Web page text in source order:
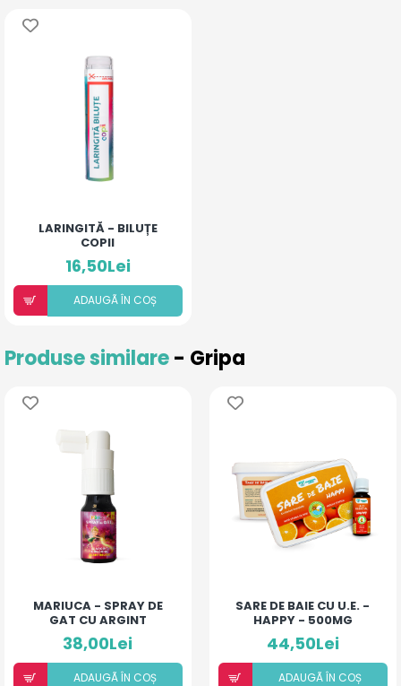
LARINGITĂ - BILUȚE
COPII
16,50Lei
ADAUGÃ ÎN COȘ
Produse similare- Gripa
MARIUCA - SPRAY DE
GAT CU ARGINT
COLOIDAL SI
ANTIBIOTIC - COMPLEX
- 10 ML
38,00Lei
ADAUGÃ ÎN COȘ
SARE DE BAIE CU U.E. -
HAPPY - 500MG
44,50Lei
ADAUGÃ ÎN COȘ